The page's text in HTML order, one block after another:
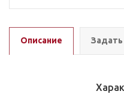
Описание Задать